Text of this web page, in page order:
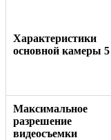
Характеристики
основной камеры 5
Максимальное
разрешение
видеосъемки